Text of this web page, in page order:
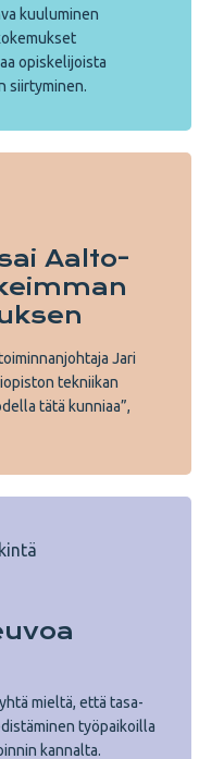
kuuluminen
opiskelijoista
siirtyminen.
Aalto-
Jari
tekniikan
tätä kunniaa”,
mieltä, että tasa-
työpaikoilla
kannalta.